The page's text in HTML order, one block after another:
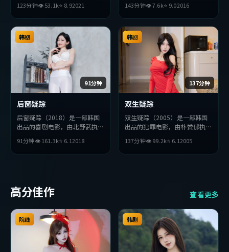
梅、长泽雅美等主演。影片在叙
事与视听上力求突破，探讨人性
与抉择，节奏张弛有度，适合喜
欢该类型的观众完整观看。
123分钟👁53.1k⭐ 8.92021
等主演。影片在叙事与视听上力
求突破，探讨人性与抉择，节奏
张弛有度，适合喜欢该类型的观
众完整观看。
143分钟👁7.6k⭐ 9.02016
91分钟
韩剧
后窗疑踪
后窗疑踪（2018）是一部韩国
出品的喜剧电影，由北野武执
演。影片在叙事与视听上力求突
破，探讨人性与抉择，节奏张弛
91分钟👁161.3k⭐ 6.12018
137分钟
韩剧
双生疑踪
双生疑踪（2005）是一部韩国
出品的犯罪电影，由朴赞郁执
演。影片在叙事与视听上力求突
破，探讨人性与抉择，节奏张弛
137分钟👁99.2k⭐ 6.12005
高分佳作 查看更多
院线 韩剧